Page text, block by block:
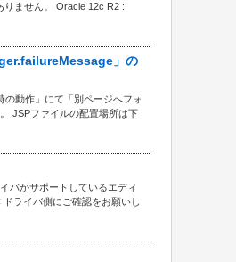
りません。 Oracle 12c R2 :
」の
動作」にて「別ページへフォ
JSPファイルの配置場所は下
バがサポートしているエディ
ライバ側にご確認をお願いし